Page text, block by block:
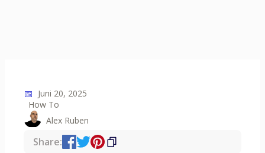
📅 Juni 20, 2025
How To
Alex Ruben
Share: